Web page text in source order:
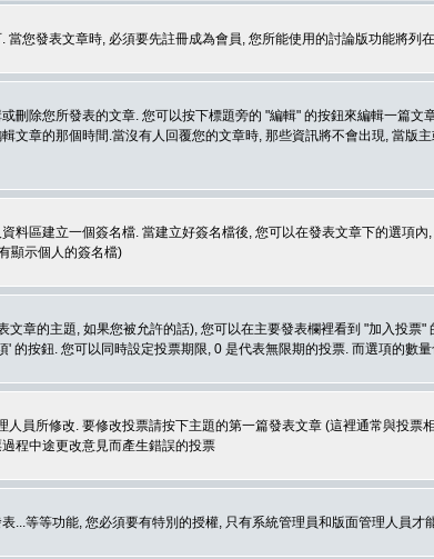
您發表文章時, 必須要先註冊成為會員, 您所能使用的討論版功能將列
刪除您所發表的文章. 您可以按下標題旁的 "編輯" 的按鈕來編輯一篇
文章的那個時間.當沒有人回覆您的文章時, 那些資訊將不會出現, 當
料區建立一個簽名檔. 當建立好簽名檔後, 您可以在發表文章下的選項內,
顯示個人的簽名檔)
章的主題, 如果您被允許的話), 您可以在主要發表欄裡看到 "加入投
的按鈕. 您可以同時設定投票期限, 0 是代表無限期的投票. 而選項的數
員所修改. 要修改投票請按下主題的第一篇發表文章 (這裡通常與投
程中途更改意見而產生錯誤的投票
...等等功能, 您必須要有特別的授權, 只有系統管理員和版面管理人員才